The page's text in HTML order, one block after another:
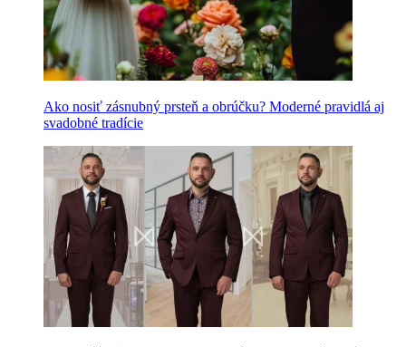
Ako nosiť zásnubný prsteň a obrúčku? Moderné pravidlá aj
svadobné tradície